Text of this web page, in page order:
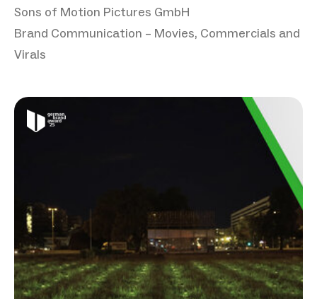
Sons of Motion Pictures GmbH
Brand Communication – Movies, Commercials and
Virals